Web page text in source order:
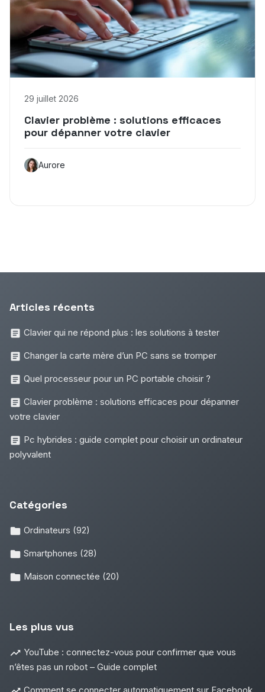
29 juillet 2026
Clavier problème : solutions efficaces
pour dépanner votre clavier
Aurore
Articles récents
Clavier qui ne répond plus : les solutions à tester
Changer la carte mère d’un PC sans se tromper
Quel processeur pour un PC portable choisir ?
Clavier problème : solutions efficaces pour dépanner
votre clavier
Pc hybrides : guide complet pour choisir un ordinateur
polyvalent
Catégories
Ordinateurs (92)
Smartphones (28)
Maison connectée (20)
Les plus vus
YouTube : connectez-vous pour confirmer que vous
n’êtes pas un robot – Guide complet